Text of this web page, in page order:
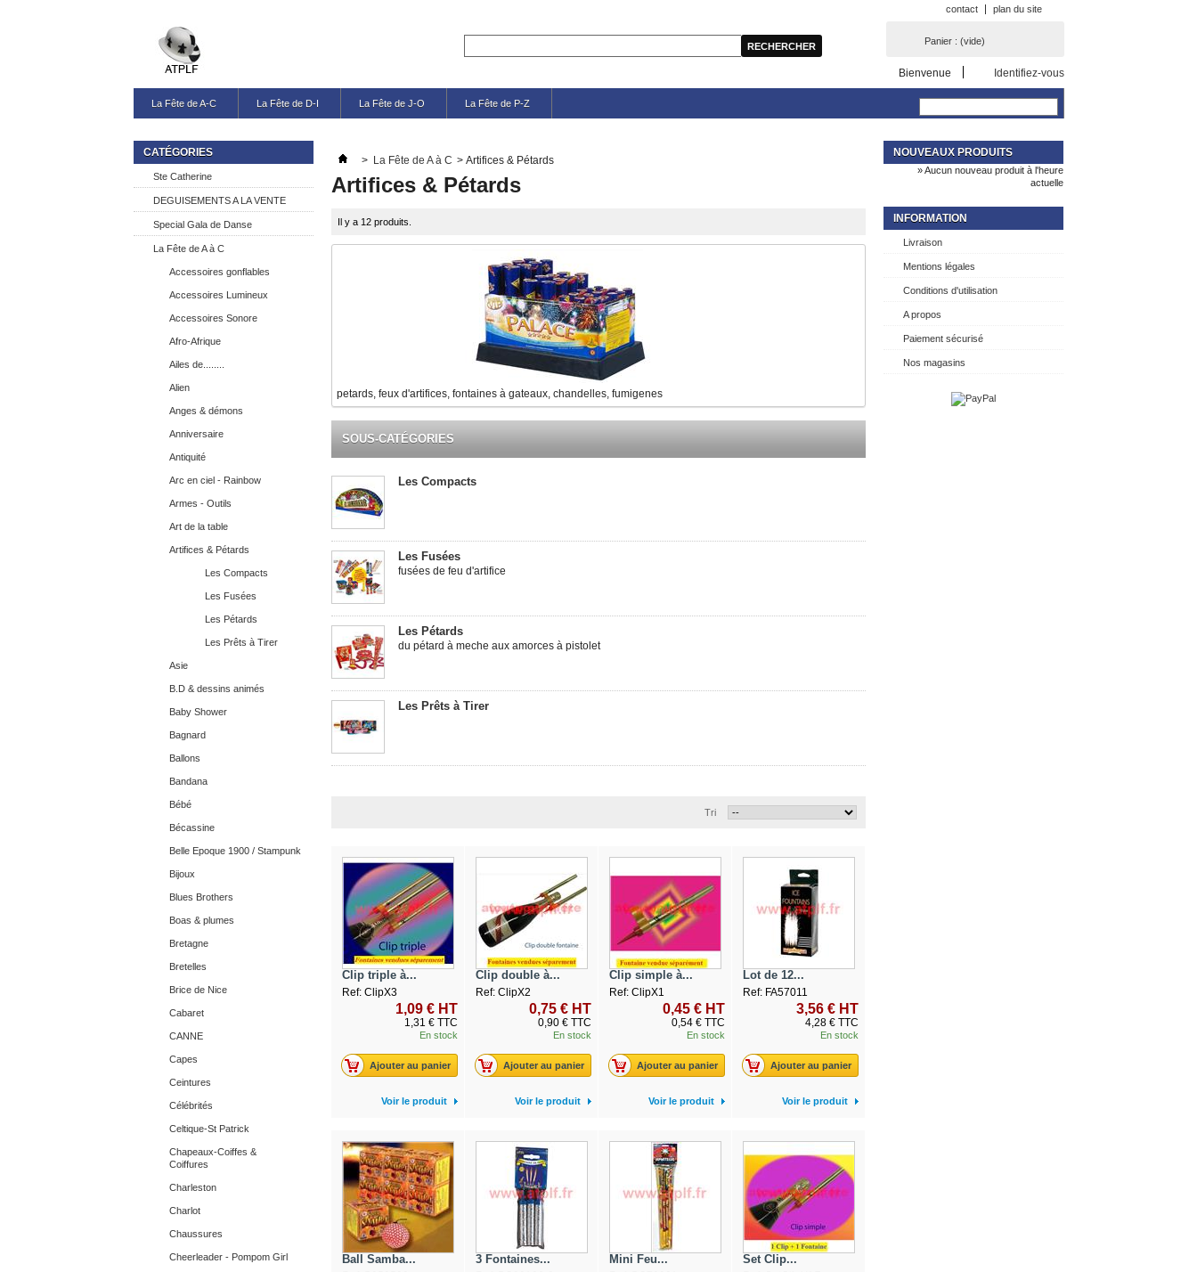
contact plan du site
Panier : (vide)
Bienvenue Identifiez-vous
La Fête de A-C La Fête de D-I La Fête de J-O La Fête de P-Z
CATÉGORIES
Ste Catherine
DEGUISEMENTS A LA VENTE
Special Gala de Danse
La Fête de A à C
Accessoires gonflables
Accessoires Lumineux
Accessoires Sonore
Afro-Afrique
Ailes de........
Alien
Anges & démons
Anniversaire
Antiquité
Arc en ciel - Rainbow
Armes - Outils
Art de la table
Artifices & Pétards
Les Compacts
Les Fusées
Les Pétards
Les Prêts à Tirer
Asie
B.D & dessins animés
Baby Shower
Bagnard
Ballons
Bandana
Bébé
Bécassine
Belle Epoque 1900 / Stampunk
Bijoux
Blues Brothers
Boas & plumes
Bretagne
Bretelles
Brice de Nice
Cabaret
CANNE
Capes
Ceintures
Célébrités
Celtique-St Patrick
Chapeaux-Coiffes &
Coiffures
Charleston
Charlot
Chaussures
Cheerleader - Pompom Girl
> La Fête de A à C > Artifices & Pétards
Artifices & Pétards
Il y a 12 produits.
petards, feux d'artifices, fontaines à gateaux, chandelles, fumigenes
SOUS-CATÉGORIES
Les Compacts
Les Fusées
fusées de feu d'artifice
Les Pétards
du pétard à meche aux amorces à pistolet
Les Prêts à Tirer
Tri
Clip triple à...
Ref: ClipX3
1,09 € HT
1,31 € TTC
En stock
Ajouter au panier
Voir le produit
Clip double à...
Ref: ClipX2
0,75 € HT
0,90 € TTC
En stock
Ajouter au panier
Voir le produit
Clip simple à...
Ref: ClipX1
0,45 € HT
0,54 € TTC
En stock
Ajouter au panier
Voir le produit
Lot de 12...
Ref: FA57011
3,56 € HT
4,28 € TTC
En stock
Ajouter au panier
Voir le produit
Ball Samba... 3 Fontaines... Mini Feu... Set Clip...
NOUVEAUX PRODUITS
» Aucun nouveau produit à l'heure
actuelle
INFORMATION
Livraison
Mentions légales
Conditions d'utilisation
A propos
Paiement sécurisé
Nos magasins